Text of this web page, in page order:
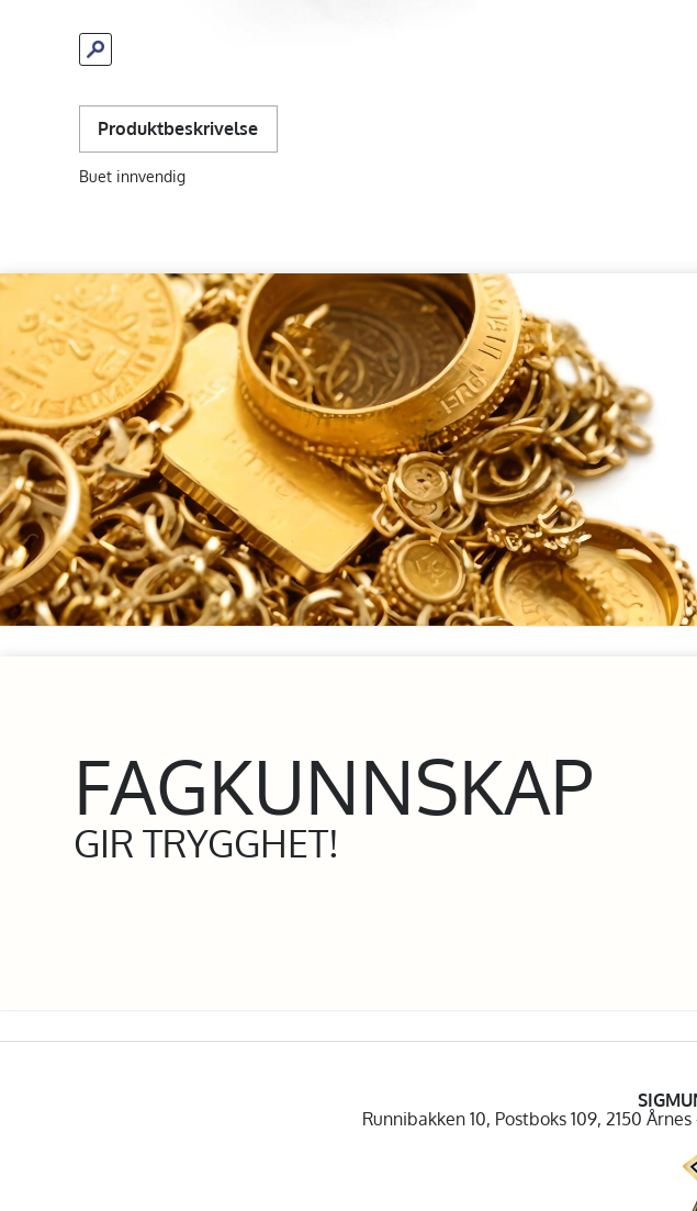
Produktbeskrivelse
Buet innvendig
FAGKUNNSKAP
GIR TRYGGHET!
Runnibakken 10, Postboks 109, 2150